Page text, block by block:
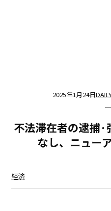
2025年1月24日
不法滞在者の逮捕
なし、ニュー
経済